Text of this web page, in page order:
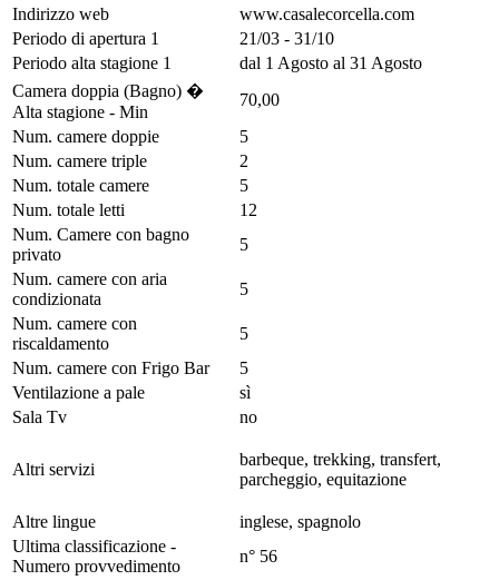
Indirizzo web
www.casalecorcella.com
Periodo di apertura 1
21/03 - 31/10
Periodo alta stagione 1
dal 1 Agosto al 31 Agosto
Camera doppia (Bagno) �
Alta stagione - Min
70,00
Num. camere doppie
5
Num. camere triple
2
Num. totale camere
5
Num. totale letti
12
Num. Camere con bagno
privato
5
Num. camere con aria
condizionata
5
Num. camere con
riscaldamento
5
Num. camere con Frigo Bar
5
Ventilazione a pale
sì
Sala Tv
no
Altri servizi
barbeque, trekking, transfert,
parcheggio, equitazione
Altre lingue
inglese, spagnolo
Ultima classificazione -
Numero provvedimento
n° 56